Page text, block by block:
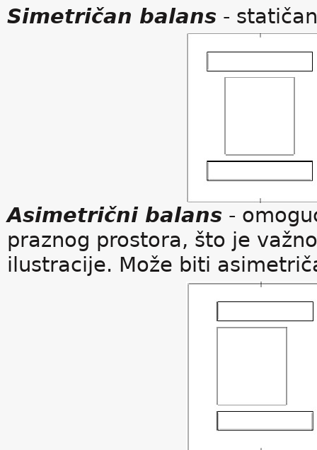
Simetričan balans -
Asimetrični balans -
praznog prostora, što je
ilustracije. Može biti